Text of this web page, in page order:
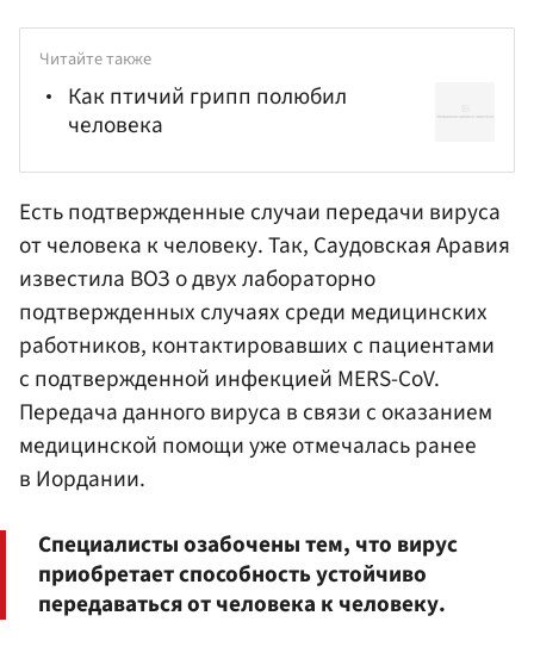
Читайте также
Как птичий грипп полюбил
человека
Есть подтвержденные случаи передачи вируса
от человека к человеку. Так, Саудовская Аравия
известила ВОЗ о двух лабораторно
подтвержденных случаях среди медицинских
работников, контактировавших с пациентами
с подтвержденной инфекцией MERS-CoV.
Передача данного вируса в связи с оказанием
медицинской помощи уже отмечалась ранее
в Иордании.
Специалисты озабочены тем, что вирус
приобретает способность устойчиво
передаваться от человека к человеку.